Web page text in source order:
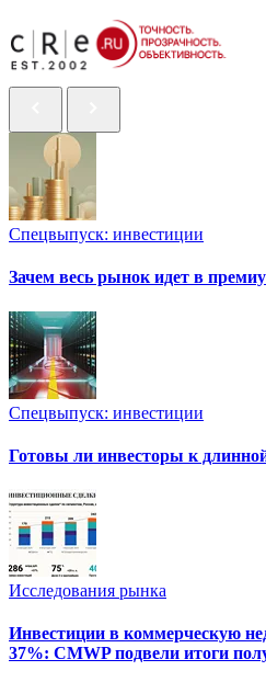
Спецвыпуск: инвестиции
Зачем весь рынок идет в
Спецвыпуск: инвестиции
Готовы ли инвесторы к
Исследования рынка
Инвестиции в коммерческую
37%: CMWP подвели итоги